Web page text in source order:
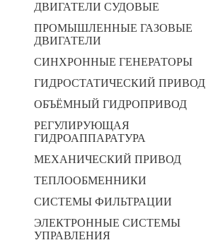
ДВИГАТЕЛИ СУДОВЫЕ
ПРОМЫШЛЕННЫЕ ГАЗОВЫЕ
ДВИГАТЕЛИ
СИНХРОННЫЕ ГЕНЕРАТОРЫ
ГИДРОСТАТИЧЕСКИЙ ПРИВОД
ОБЪЁМНЫЙ ГИДРОПРИВОД
РЕГУЛИРУЮЩАЯ
ГИДРОАППАРАТУРА
МЕХАНИЧЕСКИЙ ПРИВОД
ТЕПЛООБМЕННИКИ
СИСТЕМЫ ФИЛЬТРАЦИИ
ЭЛЕКТРОННЫЕ СИСТЕМЫ
УПРАВЛЕНИЯ